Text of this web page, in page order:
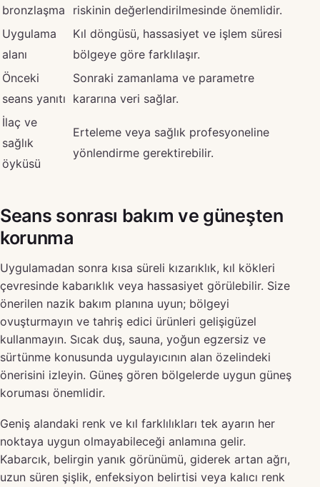
bronzlaşma
riskinin değerlendirilmesinde önemlidir.
Uygulama
alanı
Kıl döngüsü, hassasiyet ve işlem süresi
bölgeye göre farklılaşır.
Önceki
seans yanıtı
Sonraki zamanlama ve parametre
kararına veri sağlar.
İlaç ve
sağlık
öyküsü
Erteleme veya sağlık profesyoneline
yönlendirme gerektirebilir.
Seans sonrası bakım ve güneşten
korunma
Uygulamadan sonra kısa süreli kızarıklık, kıl kökleri
çevresinde kabarıklık veya hassasiyet görülebilir. Size
önerilen nazik bakım planına uyun; bölgeyi
ovuşturmayın ve tahriş edici ürünleri gelişigüzel
kullanmayın. Sıcak duş, sauna, yoğun egzersiz ve
sürtünme konusunda uygulayıcının alan özelindeki
önerisini izleyin. Güneş gören bölgelerde uygun güneş
koruması önemlidir.
Geniş alandaki renk ve kıl farklılıkları tek ayarın her
noktaya uygun olmayabileceği anlamına gelir.
Kabarcık, belirgin yanık görünümü, giderek artan ağrı,
uzun süren şişlik, enfeksiyon belirtisi veya kalıcı renk